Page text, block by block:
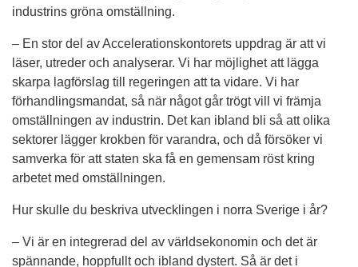
industrins gröna omställning.
– En stor del av Accelerationskontorets uppdrag är att vi
läser, utreder och analyserar. Vi har möjlighet att lägga
skarpa lagförslag till regeringen att ta vidare. Vi har
förhandlingsmandat, så när något går trögt vill vi främja
omställningen av industrin. Det kan ibland bli så att olika
sektorer lägger krokben för varandra, och då försöker vi
samverka för att staten ska få en gemensam röst kring
arbetet med omställningen.
Hur skulle du beskriva utvecklingen i norra Sverige i år?
– Vi är en integrerad del av världsekonomin och det är
spännande, hoppfullt och ibland dystert. Så är det i